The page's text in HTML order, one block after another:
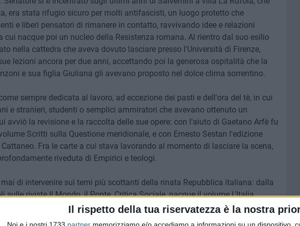
Il rispetto della tua riservatezza è la nostra
Noi e i nostri 1733 partner memorizziamo e/o accediamo a informazioni su un dispositivo,
era stata rifugio sicuro per molti antifascisti, un luogo protetto che
e liberi pensatori di rimanere in contatto, ravvivando idee e relazioni
cui nacque poi un nucleo della Resistenza romana. Al rientro dal suo esilio
nella cattedra che aveva dovuto lasciare presso l'Università di Firenze,
lezioni ancora per due anni, accettando poi la generosa ospitalità che la
e sua figlia Giuliana gli avevano proposto nel dolce clima sorrentino.
sempre dedicata al lavoro, ad eccezione dei pasti e dell'ora del tè, in cui
e stranieri, studenti o semplici ammiratori che avevano ottenuto un
avviò la revisione e la raccolta delle sue opere: con l'aiuto di Gaetano Arfè fu
Scritti sulla Questione meridionale, e con Ernesto Sestan l'edizione
Cattaneo. Fra le carte a cui stava lavorando al momento di lasciare la scena,
riveduta di Empirici e teologi.
di intervenire sui temi più scottanti della rinata Repubblica italiana: dalla
sulle riviste Il Mondo, il Ponte, Critica Sociale, nacque il volume L'Italia
un giovane Beniamino Finocchiaro. Con i fondi del Premio dell'Accademia
1955 insieme alla laurea honoris causa riconosciutagli da Oxford, finanziò